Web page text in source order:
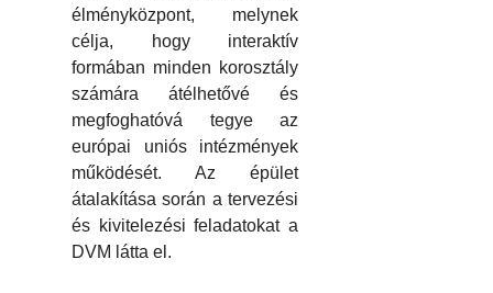
élményközpont, melynek
célja, hogy interaktív
formában minden korosztály
számára átélhetővé és
megfoghatóvá tegye az
európai uniós intézmények
működését. Az épület
átalakítása során a tervezési
és kivitelezési feladatokat a
DVM látta el.